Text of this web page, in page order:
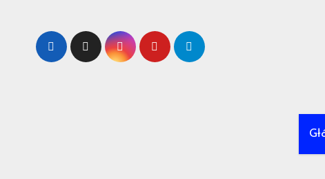
content